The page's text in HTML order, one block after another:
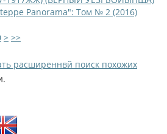
Panorama": Том № 2 (2016)
> >>
расширеннвй поиск похожих